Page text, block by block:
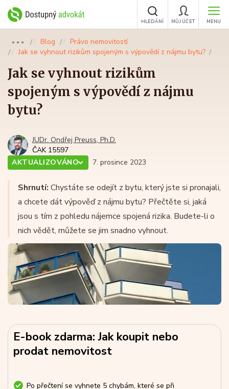
MENU
MŮJ ÚČET
HLEDÁNÍ
●●● Blog
Právo nemovitostí
Jak se vyhnout rizikům spojeným s výpovědí z nájmu bytu?
Jak se vyhnout rizikům
spojeným s výpovědí z nájmu
bytu?
JUDr. Ondřej Preuss, Ph.D.
ČAK 15597
AKTUALIZOVÁNO
7. prosince 2023
Shrnutí: Chystáte se odejít z bytu, který jste si pronajali,
a chcete dát výpověď z nájmu bytu? Přečtěte si, jaká
jsou s tím z pohledu nájemce spojená rizika. Budete-li o
nich vědět, můžete se jim snadno vyhnout.
E-book zdarma: Jak koupit nebo
prodat nemovitost
Po přečtení se vyhnete 5 chybám, které se při